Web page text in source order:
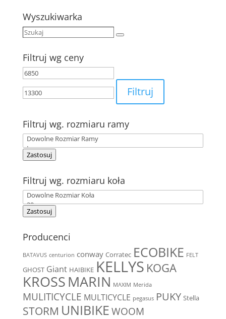
12600,00 zł.
Wyszukiwarka
Szukaj
Szukaj
Filtruj wg ceny
Cena
max
Filtruj
Filtruj wg. rozmiaru ramy
Zastosuj
Filtruj wg. rozmiaru koła
Zastosuj
Producenci
BATAVUS centurion conway Corratec ECOBIKE FELT
GHOST Giant HAIBIKE KELLYS KOGA
KROSSMARIN MAXIM Merida
MULITICYCLE MULTICYCLE pegasus PUKY Stella
STORM UNIBIKE WOOM